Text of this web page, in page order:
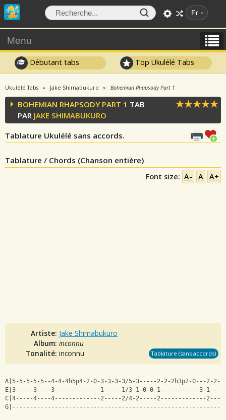
Fr
Menu
Débutant tabs Top Ukulélé Tabs
Ukulélé Tabs Jake Shimabukuro Bohemian Rhapsody Part 1
BOHEMIAN RHAPSODY PART 1 TAB
PAR JAKE SHIMABUKURO
Tablature Ukulélé sans accords.
Tablature / Chords (Chanson entière)
Font size: A- A A+
Artiste: Jake Shimabukuro
Album: inconnu
Tonalité: inconnu Tablature (sans accords)
A|5-5-5-5-5--4-4-4h5p4-2-0-3-3-3-3/5-3-----2-2-2h3p2-0---2-
E|3-----3----3-------------1-----1/3-1-0-0-1-----------3-
C|4-----4----4-------------2-----2/4-2-----2-------------